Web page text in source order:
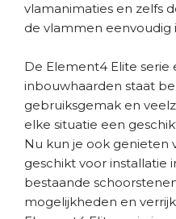
vlamanimaties en zelfs
de vlammen eenvoudig
De Element4 Elite serie
inbouwhaarden staat
gebruiksgemak en
elke situatie een
Nu kun je ook genieten
geschikt voor installatie
bestaande
mogelijkheden en